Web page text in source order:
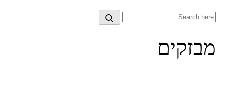
Search
Search
מבזקים